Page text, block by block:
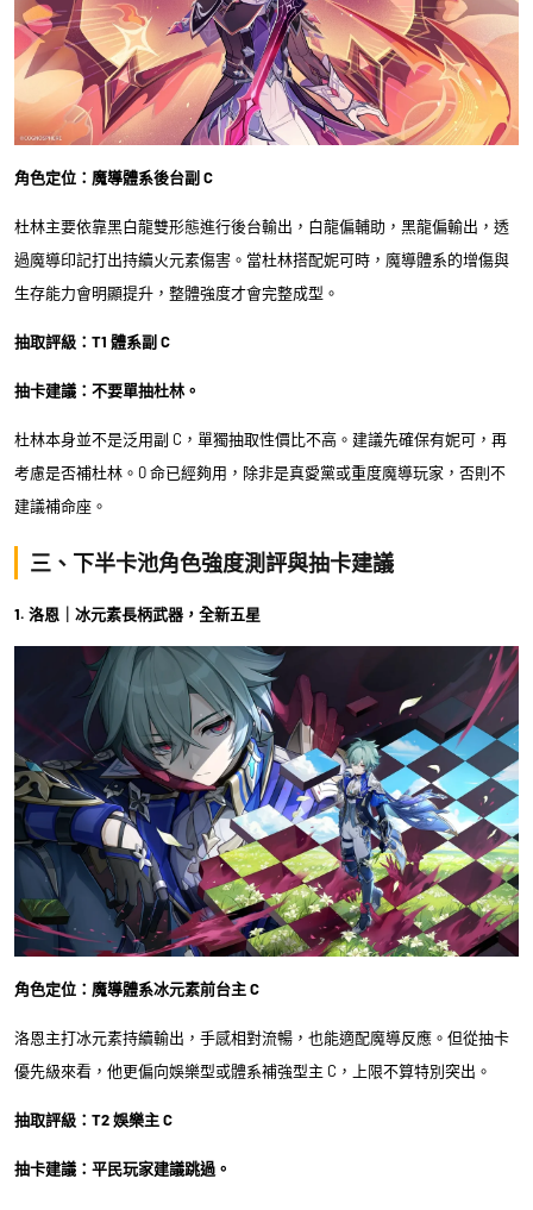
角色定位：魔導體系後台副 C
杜林主要依靠黑白龍雙形態進行後台輸出，白龍偏輔助，黑龍偏輸出，透
過魔導印記打出持續火元素傷害。當杜林搭配妮可時，魔導體系的增傷與
生存能力會明顯提升，整體強度才會完整成型。
抽取評級：T1 體系副 C
抽卡建議：不要單抽杜林。
杜林本身並不是泛用副 C，單獨抽取性價比不高。建議先確保有妮可，再
考慮是否補杜林。0 命已經夠用，除非是真愛黨或重度魔導玩家，否則不
建議補命座。
三、下半卡池角色強度測評與抽卡建議
1. 洛恩｜冰元素長柄武器，全新五星
角色定位：魔導體系冰元素前台主 C
洛恩主打冰元素持續輸出，手感相對流暢，也能適配魔導反應。但從抽卡
優先級來看，他更偏向娛樂型或體系補強型主 C，上限不算特別突出。
抽取評級：T2 娛樂主 C
抽卡建議：平民玩家建議跳過。